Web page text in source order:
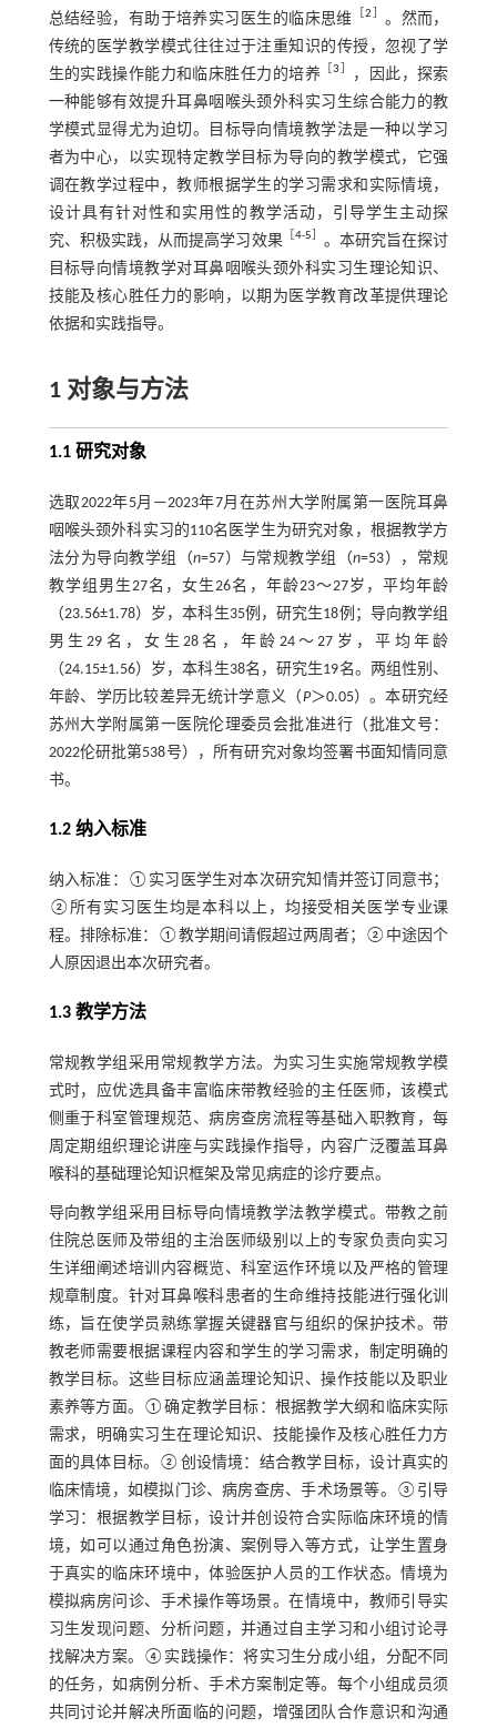
总结经验，有助于培养实习医生的临床思维 ［2］ 。然而，
传统的医学教学模式往往过于注重知识的传授，忽视了学
生的实践操作能力和临床胜任力的培养 ［3］
，因此，探索
一种能够有效提升耳鼻咽喉头颈外科实习生综合能力的教
学模式显得尤为迫切。目标导向情境教学法是一种以学习
者为中心，以实现特定教学目标为导向的教学模式，它强
调在教学过程中，教师根据学生的学习需求和实际情境，
设计具有针对性和实用性的教学活动，引导学生主动探
究、积极实践，从而提高学习效果 ［4-5］ 。本研究旨在探讨
目标导向情境教学对耳鼻咽喉头颈外科实习生理论知识、
技能及核心胜任力的影响，以期为医学教育改革提供理论
依据和实践指导。
1 对象与方法
1.1 研究对象
选取2022年5月—2023年7月在苏州大学附属第一医院耳鼻
咽喉头颈外科实习的110名医学生为研究对象，根据教学方
法分为导向教学组（n=57）与常规教学组（n=53），常规
教学组男生27名，女生26名，年龄23～27岁，平均年龄
（23.56±1.78）岁，本科生35例，研究生18例；导向教学组
男生29名，女生28名，年龄24～27岁，平均年龄
（24.15±1.56）岁，本科生38名，研究生19名。两组性别、
年龄、学历比较差异无统计学意义（P＞0.05）。本研究经
苏州大学附属第一医院伦理委员会批准进行（批准文号：
2022伦研批第538号），所有研究对象均签署书面知情同意
书。
1.2 纳入标准
纳入标准：①实习医学生对本次研究知情并签订同意书；
②所有实习医生均是本科以上，均接受相关医学专业课
程。排除标准：①教学期间请假超过两周者；②中途因个
人原因退出本次研究者。
1.3 教学方法
常规教学组采用常规教学方法。为实习生实施常规教学模
式时，应优选具备丰富临床带教经验的主任医师，该模式
侧重于科室管理规范、病房查房流程等基础入职教育，每
周定期组织理论讲座与实践操作指导，内容广泛覆盖耳鼻
喉科的基础理论知识框架及常见病症的诊疗要点。
导向教学组采用目标导向情境教学法教学模式。带教之前
住院总医师及带组的主治医师级别以上的专家负责向实习
生详细阐述培训内容概览、科室运作环境以及严格的管理
规章制度。针对耳鼻喉科患者的生命维持技能进行强化训
练，旨在使学员熟练掌握关键器官与组织的保护技术。带
教老师需要根据课程内容和学生的学习需求，制定明确的
教学目标。这些目标应涵盖理论知识、操作技能以及职业
素养等方面。①确定教学目标：根据教学大纲和临床实际
需求，明确实习生在理论知识、技能操作及核心胜任力方
面的具体目标。②创设情境：结合教学目标，设计真实的
临床情境，如模拟门诊、病房查房、手术场景等。③引导
学习：根据教学目标，设计并创设符合实际临床环境的情
境，如可以通过角色扮演、案例导入等方式，让学生置身
于真实的临床环境中，体验医护人员的工作状态。情境为
模拟病房问诊、手术操作等场景。在情境中，教师引导实
习生发现问题、分析问题，并通过自主学习和小组讨论寻
找解决方案。④实践操作：将实习生分成小组，分配不同
的任务，如病例分析、手术方案制定等。每个小组成员须
共同讨论并解决所面临的问题，增强团队合作意识和沟通